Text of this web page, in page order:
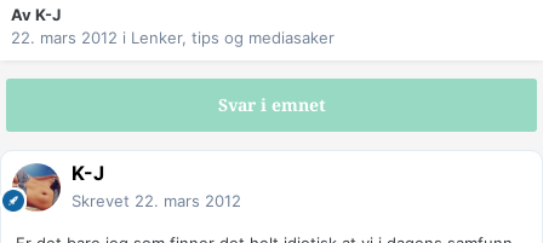
AvK-J
22. mars 2012 i Lenker, tips og mediasaker
Svar i emnet
K-J
Skrevet 22. mars 2012